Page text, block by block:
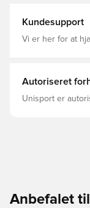
Kundesupport
Vi er her for at
Autoriseret
Unisport er
Anbefalet